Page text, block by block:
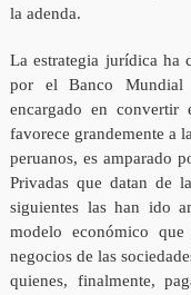
la adenda.
La estrategia jurídica ha
por el Banco Mundial
encargado en
favorece grandemente a
peruanos, es amparado
Privadas que datan de
siguientes las han ido
modelo económico
negocios de las
quienes, finalmente,